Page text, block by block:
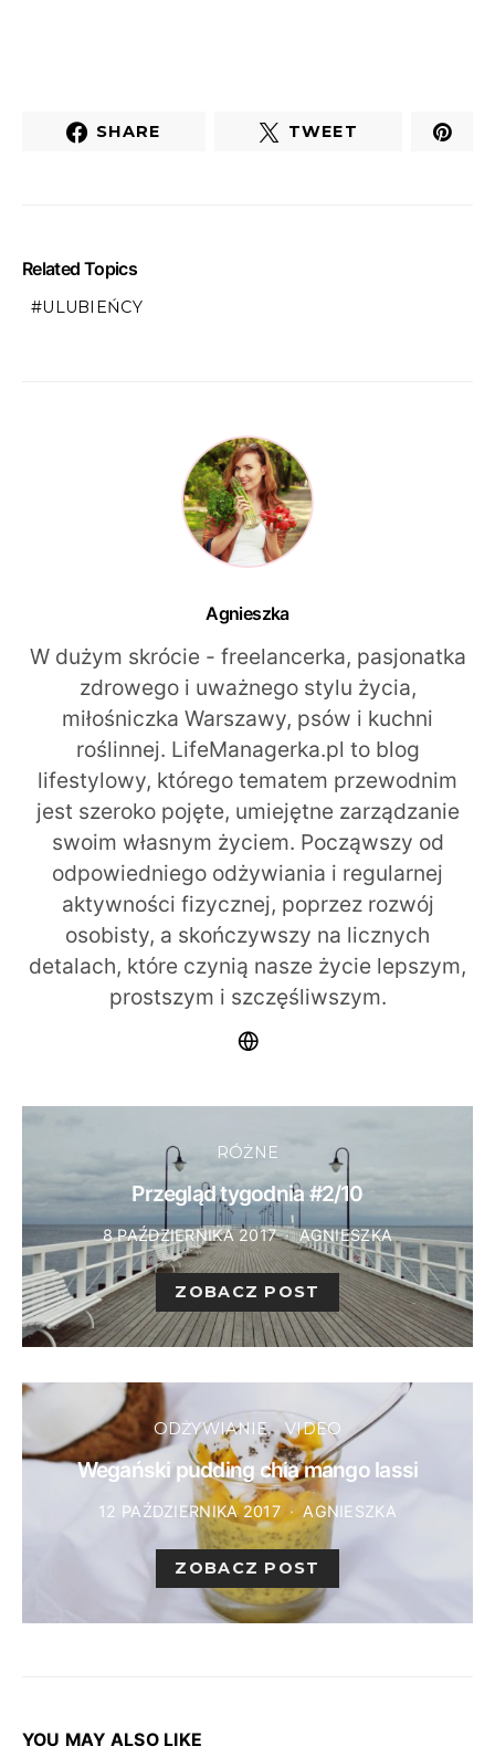
SHARE TWEET
Related Topics
ULUBIEŃCY
Agnieszka
W dużym skrócie - freelancerka, pasjonatka
zdrowego i uważnego stylu życia,
miłośniczka Warszawy, psów i kuchni
roślinnej. LifeManagerka.pl to blog
lifestylowy, którego tematem przewodnim
jest szeroko pojęte, umiejętne zarządzanie
swoim własnym życiem. Począwszy od
odpowiedniego odżywiania i regularnej
aktywności fizycznej, poprzez rozwój
osobisty, a skończywszy na licznych
detalach, które czynią nasze życie lepszym,
prostszym i szczęśliwszym.
RÓŻNE
Przegląd tygodnia #2/10
8 PAŹDZIERNIKA 2017 AGNIESZKA
ZOBACZ POST
ODŻYWIANIE VIDEO
Wegański pudding chia mango lassi
12 PAŹDZIERNIKA 2017 AGNIESZKA
ZOBACZ POST
YOU MAY ALSO LIKE